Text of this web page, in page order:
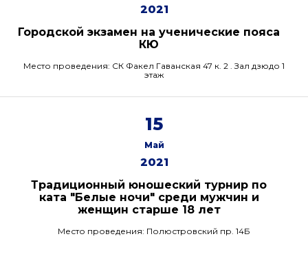
2021
Городской экзамен на ученические пояса
КЮ
Место проведения: СК Факел Гаванская 47 к. 2 . Зал дзюдо 1
этаж
15
Май
2021
Традиционный юношеский турнир по
ката "Белые ночи" среди мужчин и
женщин старше 18 лет
Место проведения: Полюстровский пр. 14Б